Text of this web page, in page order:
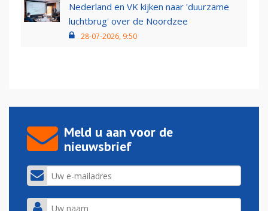
Nederland en VK kijken naar 'duurzame
luchtbrug' over de Noordzee
28-07-2026, 9:50
Meld u aan voor de
nieuwsbrief